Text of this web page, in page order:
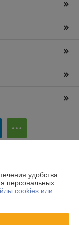
Боровляны, ул. 40
удобства
персональных
cookies или